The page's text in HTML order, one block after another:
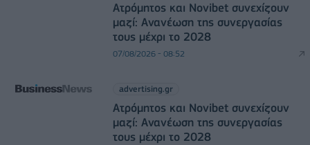
Ατρόμητος και Novibet συνεχίζουν
μαζί: Ανανέωση της συνεργασίας
τους μέχρι το 2028
07/08/2026 - 08:52
advertising.gr
Ατρόμητος και Novibet συνεχίζουν
μαζί: Ανανέωση της συνεργασίας
τους μέχρι το 2028